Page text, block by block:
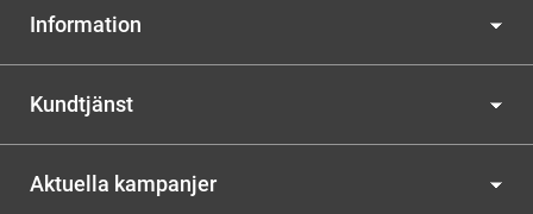
Information
Kundtjänst
Aktuella kampanjer